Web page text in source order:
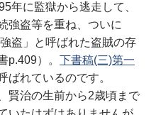
年に監獄から逃走して、
強盗等を重ね、ついに
盗」と呼ばれた盗賊の存
p.409）。 下書稿(三)第一
ばれているのです。
賢治の生前から2歳頃まで